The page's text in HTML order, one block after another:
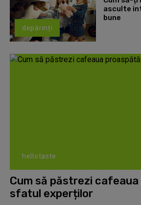
depărinți
asculte
bune
hellotaste
Cum să păstrezi
sfatul experților